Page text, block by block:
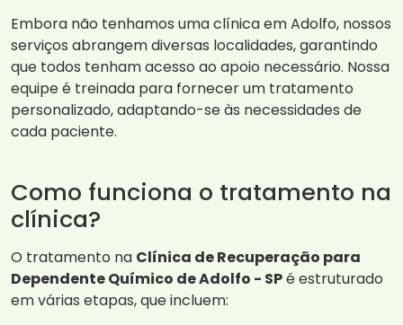
Embora não tenhamos uma clínica em Adolfo, nossos
serviços abrangem diversas localidades, garantindo
que todos tenham acesso ao apoio necessário. Nossa
equipe é treinada para fornecer um tratamento
personalizado, adaptando-se às necessidades de
cada paciente.
Como funciona o tratamento na
clínica?
O tratamento na Clínica de Recuperação para
Dependente Químico de Adolfo - SPé estruturado
em várias etapas, que incluem: